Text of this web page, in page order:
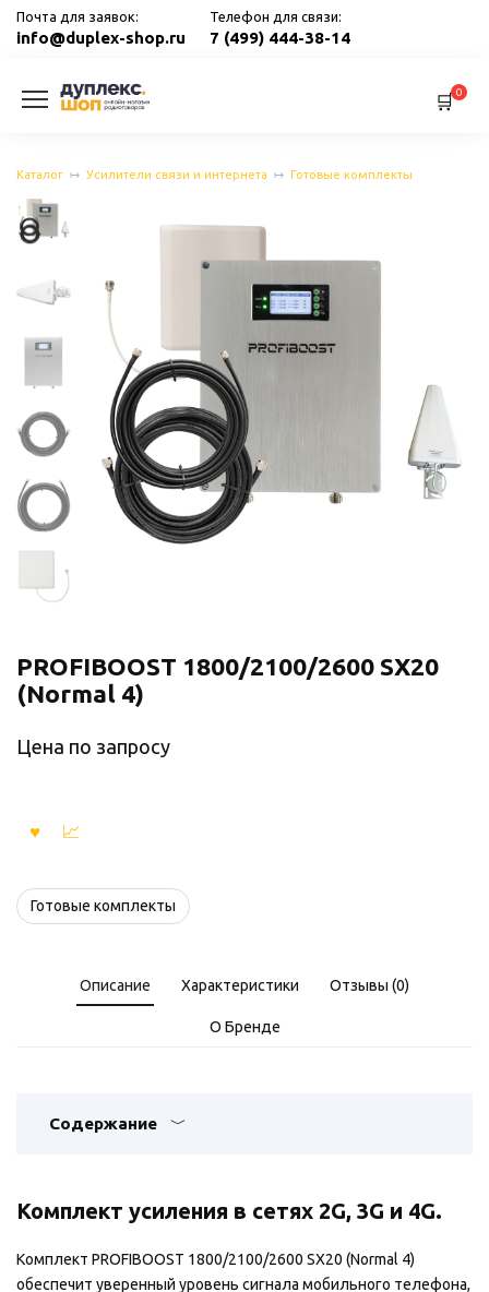
Перейти
Почта для заявок:
info@duplex-shop.ru
Телефон для связи:
7 (499) 444-38-14
0
Каталог Усилители связи и интернета Готовые комплекты
PROFIBOOST 1800/2100/2600 SX20
(Normal 4)
Цена по запросу
Готовые комплекты
Описание Характеристики Отзывы (0)
О Бренде
Содержание
Комплект усиления в сетях 2G, 3G и 4G.
Комплект PROFIBOOST 1800/2100/2600 SX20 (Normal 4)
обеспечит уверенный уровень сигнала мобильного телефона,